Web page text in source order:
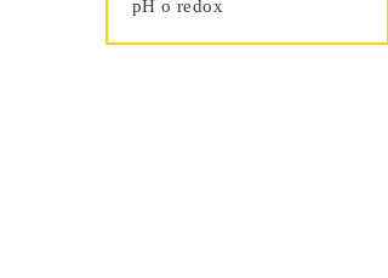
pH o redox